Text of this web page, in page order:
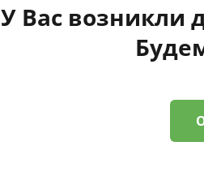
У Вас возникли